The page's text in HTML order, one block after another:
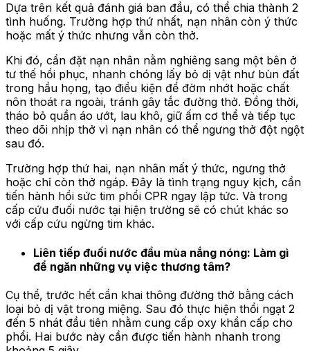
Dựa trên kết quả đánh giá ban đầu, có thể chia thành 2
tình huống. Trường hợp thứ nhất, nạn nhân còn ý thức
hoặc mất ý thức nhưng vẫn còn thở.
Khi đó, cần đặt nạn nhân nằm nghiêng sang một bên ở
tư thế hồi phục, nhanh chóng lấy bỏ dị vật như bùn đất
trong hầu họng, tạo điều kiện để đờm nhớt hoặc chất
nôn thoát ra ngoài, tránh gây tắc đường thở. Đồng thời,
tháo bỏ quần áo ướt, lau khô, giữ ấm cơ thể và tiếp tục
theo dõi nhịp thở vì nạn nhân có thể ngưng thở đột ngột
sau đó.
Trường hợp thứ hai, nạn nhân mất ý thức, ngưng thở
hoặc chỉ còn thở ngáp. Đây là tình trạng nguy kịch, cần
tiến hành hồi sức tim phổi CPR ngay lập tức. Và trong
cấp cứu đuối nước tại hiện trường sẽ có chút khác so
với cấp cứu ngừng tim khác.
Liên tiếp đuối nước đầu mùa nắng nóng: Làm gì
để ngăn những vụ việc thương tâm?
Cụ thể, trước hết cần khai thông đường thở bằng cách
loại bỏ dị vật trong miệng. Sau đó thực hiện thổi ngạt 2
đến 5 nhát đầu tiên nhằm cung cấp oxy khẩn cấp cho
phổi. Hai bước này cần được tiến hành nhanh trong